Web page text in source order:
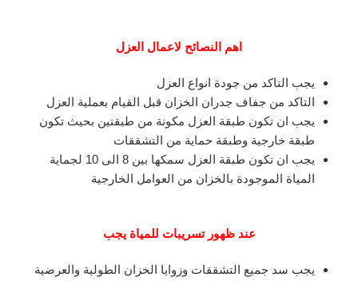
اهم النصائح لاعمال العزل
يجب التاكد من جودة انواع العزل
التاكد من جفاف جدران الخزان قبل القيام بعملية العزل
يجب ان تكون طبقة العزل مكونة من طبقتين بحيث تكون
طبقة خارجية وطبقة حماية من التشققات
يجب ان تكون طبقة العزل سمكها بين 8 الى 10 لجماية
المياة الموجودة بالخزان من العوامل الخارجية
عند ظهور تسريبات للمياة يجب
يجب سد جميع التشققات وزوايا الخزان الطولية والعرضية